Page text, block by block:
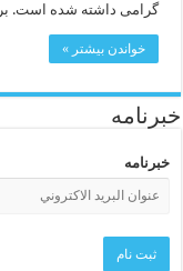
گرامی داشته شده است.
خواندن بیشتر »
خبرنامه
خبرنامه